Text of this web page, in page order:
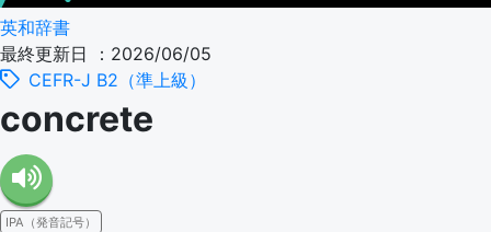
英和辞書
最終更新日 ：2026/06/05
CEFR-J B2（準上級）
concrete
IPA（発音記号）